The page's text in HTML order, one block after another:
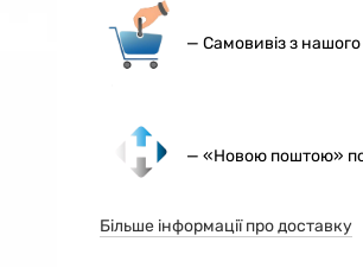
— Самовивіз з
— «Новою поштою» по
Більше інформації про доставку